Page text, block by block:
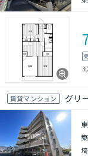
賃貸マンション グリ